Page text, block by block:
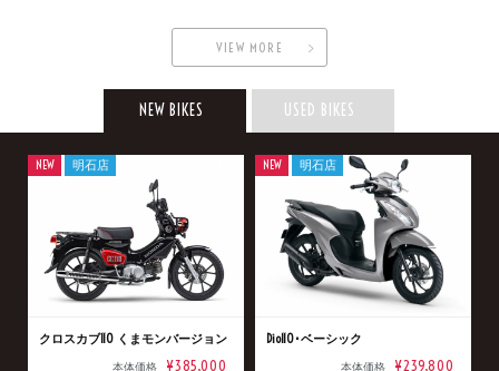
VIEW MORE
NEW BIKES USED BIKES
クロスカブ110 くまモンバージョン
本体価格 ¥385,000
NEW 明石店
Dio110･ベーシック
本体価格 ¥239,800
NEW 明石店